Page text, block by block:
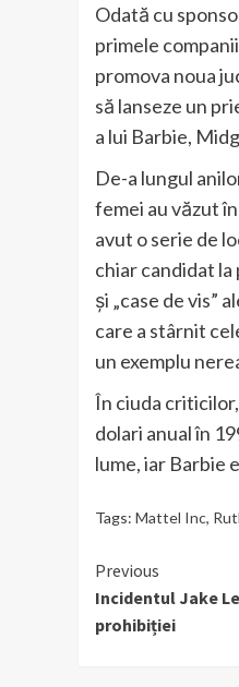
Odată cu
primele
promova noua
să lanseze un
a lui Barbie,
De-a lungul
femei au văzut
avut o serie de
chiar candidat
și „case de vis”
care a stârnit
un exemplu
În ciuda
dolari anual în
lume, iar Barbie
Tags: Mattel Inc,
Continue
Reading
Previous
Incidentul Jake
prohibiției